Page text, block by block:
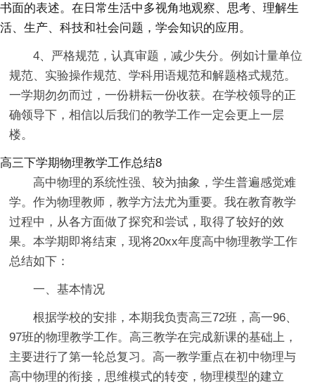
书面的表述。在日常生活中多视角地观察、思考、理解生
活、生产、科技和社会问题，学会知识的应用。
4、严格规范，认真审题，减少失分。例如计量单位
规范、实验操作规范、学科用语规范和解题格式规范。
一学期勿勿而过，一份耕耘一份收获。在学校领导的正
确领导下，相信以后我们的教学工作一定会更上一层
楼。
高三下学期物理教学工作总结8
高中物理的系统性强、较为抽象，学生普遍感觉难
学。作为物理教师，教学方法尤为重要。我在教育教学
过程中，从各方面做了探究和尝试，取得了较好的效
果。本学期即将结束，现将20xx年度高中物理教学工作
总结如下：
一、基本情况
根据学校的安排，本期我负责高三72班，高一96、
97班的物理教学工作。高三教学在完成新课的基础上，
主要进行了第一轮总复习。高一教学重点在初中物理与
高中物理的衔接，思维模式的转变，物理模型的建立